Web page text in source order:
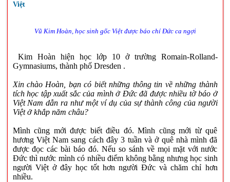
Việt
Vũ Kim Hoàn, học sinh gốc Việt được báo chí Đức ca ngợi
Kim Hoàn hiện học lớp 10 ở trường Romain-Rolland-
Gymnasiums, thành phố Dresden .
Xin chào Hoàn, bạn có biết những thông tin về những thành
tích học tập xuất sắc của mình ở Đức đã được nhiều tờ báo ở
Việt Nam dẫn ra như một ví dụ của sự thành công của người
Việt ở khắp năm châu?
Mình cũng mới được biết điều đó. Mình cũng mới từ quê
hương Việt Nam sang cách đây 3 tuần và ở quê nhà mình đã
được đọc các bài báo đó. Nếu so sánh về mọi mặt với nước
Đức thì nước mình có nhiều điểm không bằng nhưng học sinh
người Việt ở đây học tốt hơn người Đức và chăm chỉ hơn
nhiều.